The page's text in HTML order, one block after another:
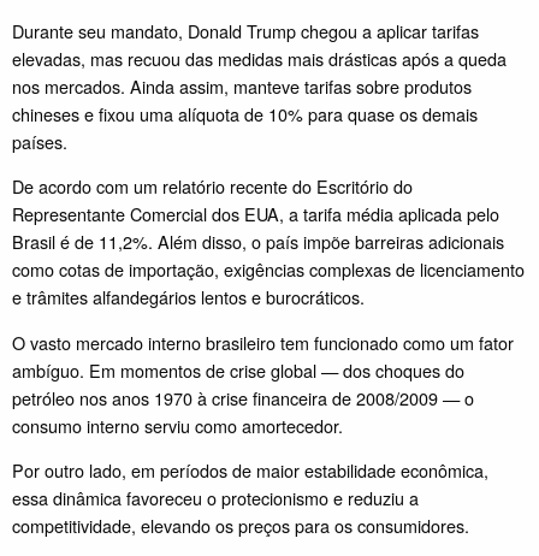
Durante seu mandato, Donald Trump chegou a aplicar tarifas
elevadas, mas recuou das medidas mais drásticas após a queda
nos mercados. Ainda assim, manteve tarifas sobre produtos
chineses e fixou uma alíquota de 10% para quase os demais
países.
De acordo com um relatório recente do Escritório do
Representante Comercial dos EUA, a tarifa média aplicada pelo
Brasil é de 11,2%. Além disso, o país impõe barreiras adicionais
como cotas de importação, exigências complexas de licenciamento
e trâmites alfandegários lentos e burocráticos.
O vasto mercado interno brasileiro tem funcionado como um fator
ambíguo. Em momentos de crise global — dos choques do
petróleo nos anos 1970 à crise financeira de 2008/2009 — o
consumo interno serviu como amortecedor.
Por outro lado, em períodos de maior estabilidade econômica,
essa dinâmica favoreceu o protecionismo e reduziu a
competitividade, elevando os preços para os consumidores.